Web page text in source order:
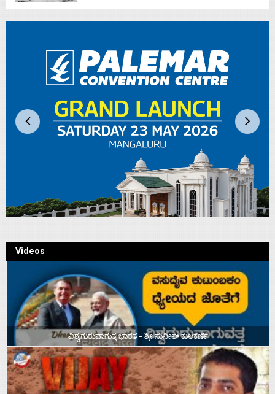
Videos
ವಿಶ್ವಗುರುವಾಗುತ್ತ ಭಾರತ – ಶ್ರೀ ಸುನೀಲ್‌ ಕುಲಕರ್ಣಿ